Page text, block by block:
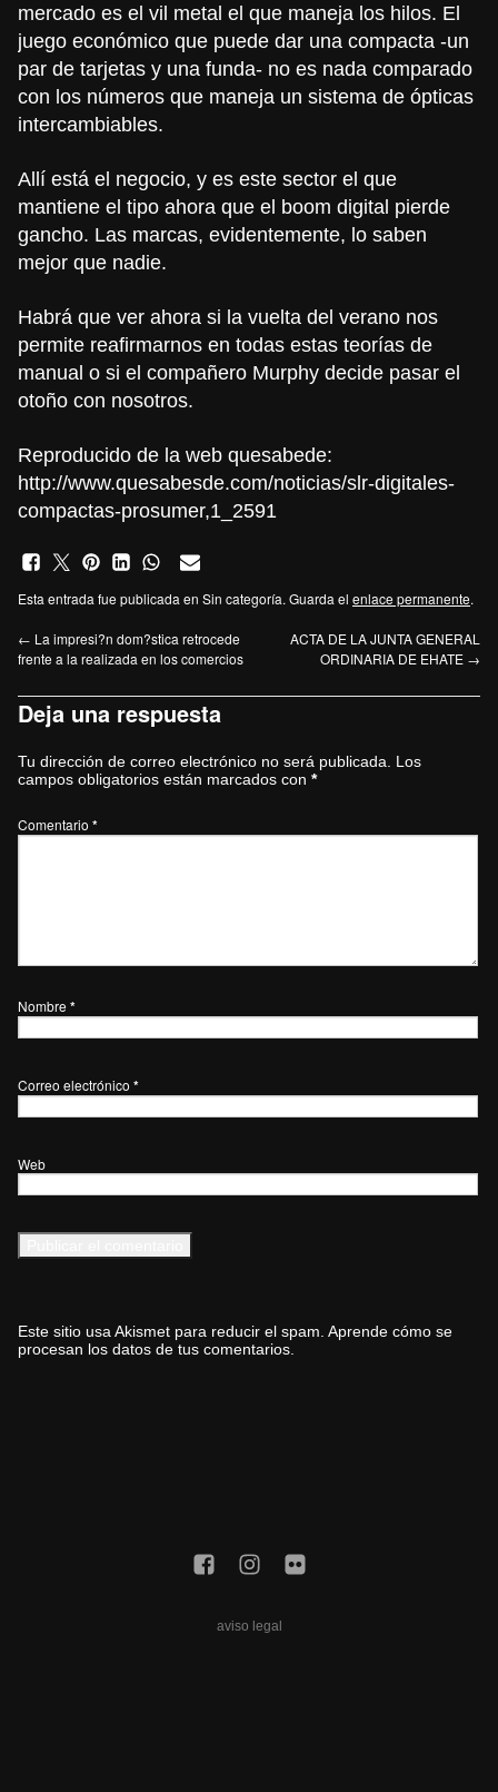
mercado es el vil metal el que maneja los hilos. El
juego económico que puede dar una compacta -un
par de tarjetas y una funda- no es nada comparado
con los números que maneja un sistema de ópticas
intercambiables.
Allí está el negocio, y es este sector el que
mantiene el tipo ahora que el boom digital pierde
gancho. Las marcas, evidentemente, lo saben
mejor que nadie.
Habrá que ver ahora si la vuelta del verano nos
permite reafirmarnos en todas estas teorías de
manual o si el compañero Murphy decide pasar el
otoño con nosotros.
Reproducido de la web quesabede:
http://www.quesabesde.com/noticias/slr-digitales-
compactas-prosumer,1_2591
Esta entrada fue publicada en Sin categoría. Guarda el enlace permanente.
← La impresi?n dom?stica retrocede
frente a la realizada en los comercios
ACTA DE LA JUNTA GENERAL
ORDINARIA DE EHATE →
Deja una respuesta
Tu dirección de correo electrónico no será publicada.
Los
campos obligatorios están marcados con *
Comentario *
Nombre *
Correo electrónico *
Web
Este sitio usa Akismet para reducir el spam. Aprende cómo se
procesan los datos de tus comentarios.
aviso legal